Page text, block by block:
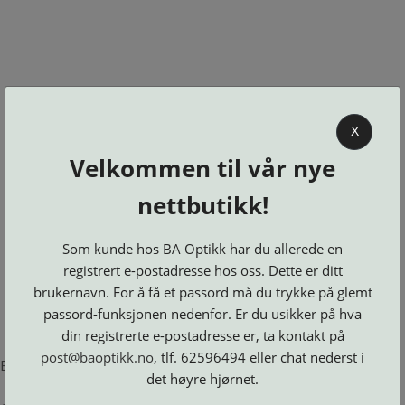
BA OPTIKK
KJØPSVILKÅR
OSS
BESTILL
DELER
LOGG INN
Brillerens
Brillesnorer
Clip-
on
Suncover
Etuier
Innfatninger
Lesebriller
Luper
og
Speil
Maskiner
Microkluter
Neseputer
Se alle kategorier
Error loading product page.
X
Velkommen til vår nye
nettbutikk!
Som kunde hos BA Optikk har du allerede en
registrert e-postadresse hos oss. Dette er ditt
brukernavn. For å få et passord må du trykke på glemt
passord-funksjonen nedenfor. Er du usikker på hva
din registrerte e-postadresse er, ta kontakt på
post@baoptikk.no, tlf. 62596494 eller chat nederst i
det høyre hjørnet.